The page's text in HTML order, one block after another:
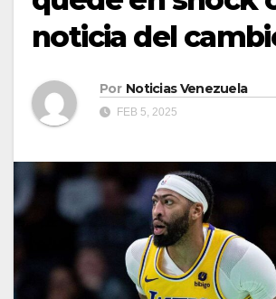
noticia del
Por Noticias Venezuela
FEB 5, 2025